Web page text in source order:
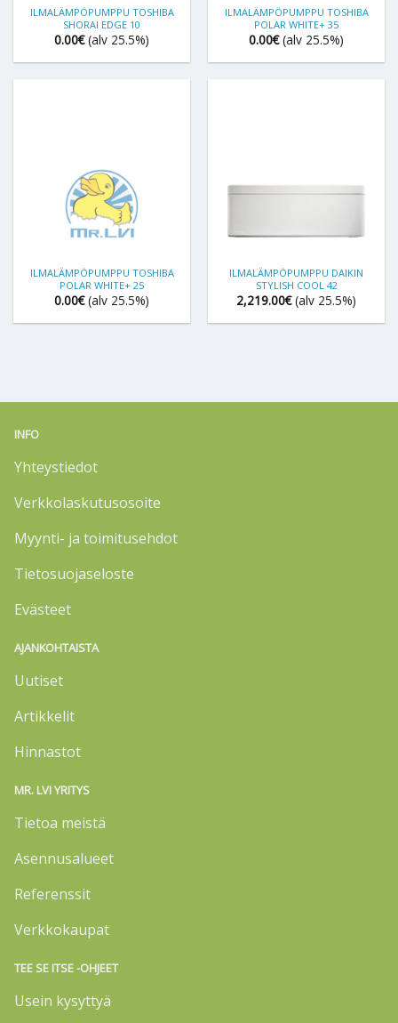
ILMALÄMPÖPUMPPU TOSHIBA
SHORAI EDGE 10
0.00€ (alv 25.5%)
ILMALÄMPÖPUMPPU TOSHIBA
POLAR WHITE+ 35
0.00€ (alv 25.5%)
ILMALÄMPÖPUMPPU TOSHIBA
POLAR WHITE+ 25
0.00€ (alv 25.5%)
ILMALÄMPÖPUMPPU DAIKIN
STYLISH COOL 42
2,219.00€ (alv 25.5%)
INFO
Yhteystiedot
Verkkolaskutusosoite
Myynti- ja toimitusehdot
Tietosuojaseloste
Evästeet
AJANKOHTAISTA
Uutiset
Artikkelit
Hinnastot
MR. LVI YRITYS
Tietoa meistä
Asennusalueet
Referenssit
Verkkokaupat
TEE SE ITSE -OHJEET
Usein kysyttyä